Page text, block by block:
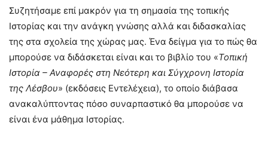
Συζητήσαμε επί μακρόν για τη σημασία της τοπικής
Ιστορίας και την ανάγκη γνώσης αλλά και διδασκαλίας
της στα σχολεία της χώρας μας. Ένα δείγμα για το πώς θα
μπορούσε να διδάσκεται είναι και το βιβλίο του «Τοπική
Ιστορία – Αναφορές στη Νεότερη και Σύγχρονη Ιστορία
της Λέσβου» (εκδόσεις Εντελέχεια), το οποίο διάβασα
ανακαλύπτοντας πόσο συναρπαστικό θα μπορούσε να
είναι ένα μάθημα Ιστορίας.